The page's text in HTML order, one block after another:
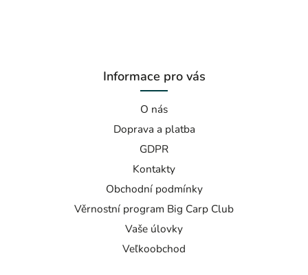
Informace pro vás
O nás
Doprava a platba
GDPR
Kontakty
Obchodní podmínky
Věrnostní program Big Carp Club
Vaše úlovky
Veľkoobchod